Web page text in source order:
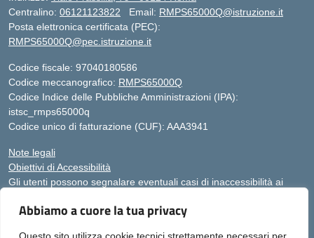
Abbiamo a cuore la tua privacy
Centralino: 06121123822 Email: RMPS65000Q@istruzione.it
Posta elettronica certificata (PEC):
RMPS65000Q@pec.istruzione.it
Codice fiscale: 97040180586
Codice meccanografico: RMPS65000Q
Codice Indice delle Pubbliche Amministrazioni (IPA):
istsc_rmps65000q
Codice unico di fatturazione (CUF): AAA3941
Note legali
Obiettivi di Accessibilità
Gli utenti possono segnalare eventuali casi di inaccessibilità ai
scrivendo al seguente indirizzo di posta elettronica: